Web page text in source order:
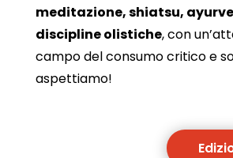
meditazione, shiatsu,
discipline olistiche, con
campo del consumo critico e
aspettiamo!